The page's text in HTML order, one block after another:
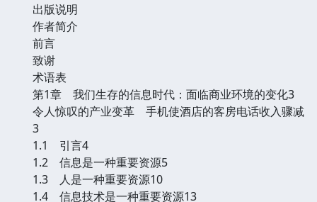
出版说明
作者简介
前言
致谢
术语表
第1章 我们生存的信息时代：面临商业环境的变化3
令人惊叹的产业变革 手机使酒店的客房电话收入骤减
3
1.1 引言4
1.2 信息是一种重要资源5
1.3 人是一种重要资源10
1.4 信息技术是一种重要资源13